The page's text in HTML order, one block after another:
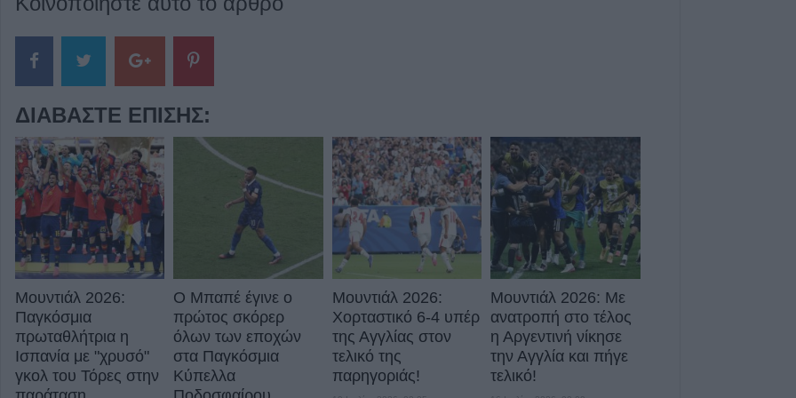
ΔΙΑΒΆΣΤΕ ΕΠΊΣΗΣ:
Μουντιάλ 2026:
Παγκόσμια
πρωταθλήτρια η
Ισπανία με "χρυσό"
γκολ του Τόρες στην
Ο Μπαπέ έγινε ο
πρώτος σκόρερ
όλων των εποχών
στα Παγκόσμια
Κύπελλα
Μουντιάλ 2026:
Χορταστικό 6-4 υπέρ
της Αγγλίας στον
τελικό της
παρηγοριάς!
Μουντιάλ 2026: Με
ανατροπή στο τέλος
η Αργεντινή νίκησε
την Αγγλία και πήγε
τελικό!